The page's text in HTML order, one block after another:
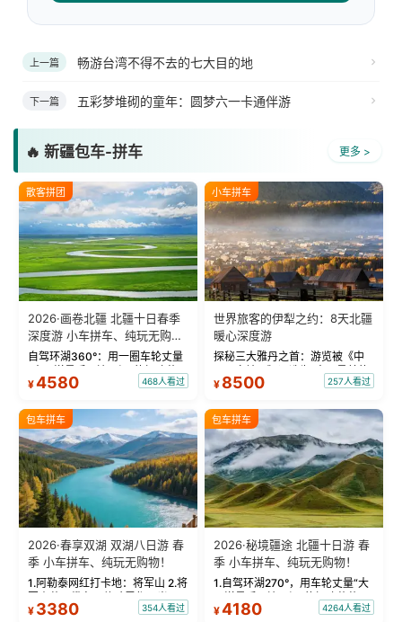
上一篇 畅游台湾不得不去的七大目的地
下一篇 五彩梦堆砌的童年：圆梦六一卡通伴游
🔥 新疆包车-拼车 更多 >
散客拼团
2026·画卷北疆 北疆十日春季
深度游 小车拼车、纯玩无购
物！
自驾环湖360°：用一圈车轮丈量
“大西洋最后一滴眼泪”的极致蔚
蓝。 赛湖旅拍：甄选多款风格服
绝美瞬间。 赛湖坦克300跟车视
频：专业摄影师...
¥4580 468人看过
小车拼车
世界旅客的伊犁之约：8天北疆
暖心深度游
探秘三大雅丹之首：游览被《中
国国家地理》评选为“中国最美的
三大雅丹”第一名的克拉玛依魔鬼
瓦人最大村落——禾木村，欣赏
晨雾与小木...
¥ 8500 257人看过
包车拼车
2026·春享双湖 双湖八日游 春
季 小车拼车、纯玩无购物！
1.阿勒泰网红打卡地：将军山 2.将
军山落日缆车，体验雪都风光 3.
将军山，夕阳派对，蹦迪party 4.
¥ 3380 354人看过
包车拼车
2026·秘境疆途 北疆十日游 春
季 小车拼车、纯玩无购物！
1.自驾环湖270°，用车轮丈量“大
西洋最后一滴眼泪”的极致蔚蓝，
让雪山、花海与深邃湖水在转弯
¥4180 4264人看过